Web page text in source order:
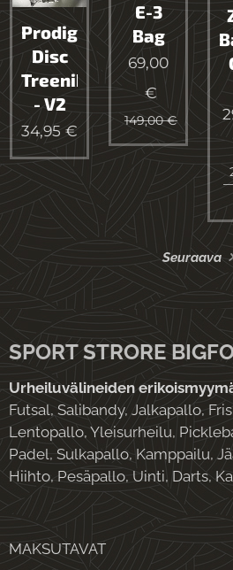
Prodigy
Disc
Treenikassi
- V2
34,95 €
E-3
Bag
69,00
€
149,00€
Seuraava
SPORT STRORE
Urheiluvälineiden
Futsal, Salibandy, Jalkapallo,
Lentopallo, Yleisurheilu,
Padel, Sulkapallo, Kamppailu,
Hiihto, Pesäpallo, Uinti, Darts,
MAKSUTAVAT